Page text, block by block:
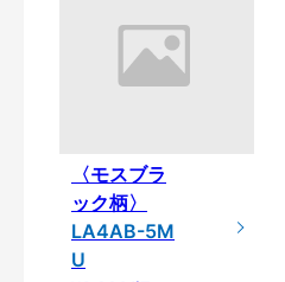
〈モスブラ
ック柄〉
LA4AB-5M
U